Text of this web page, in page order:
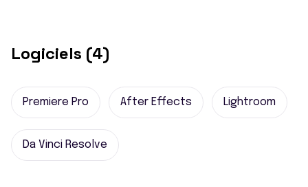
Logiciels (4)
Premiere Pro After Effects Lightroom
Da Vinci Resolve